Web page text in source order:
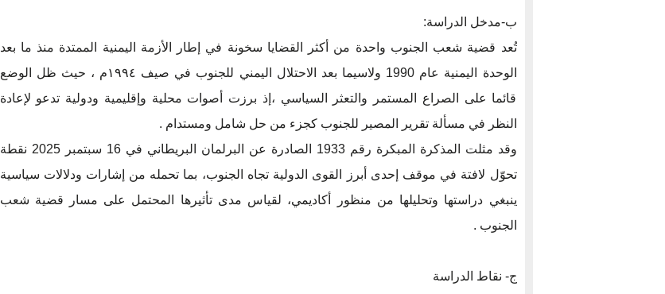
ب-مدخل الدراسة:
تُعد قضية شعب الجنوب واحدة من أكثر القضايا سخونة في إطار الأزمة اليمنية الممتدة منذ ما بعد
الوحدة اليمنية عام 1990 ولاسيما بعد الاحتلال اليمني للجنوب في صيف ١٩٩٤م ، حيث ظل الوضع
قائما على الصراع المستمر والتعثر السياسي ،إذ برزت أصوات محلية وإقليمية ودولية تدعو لإعادة
النظر في مسألة تقرير المصير للجنوب كجزء من حل شامل ومستدام .
وقد مثلت المذكرة المبكرة رقم 1933 الصادرة عن البرلمان البريطاني في 16 سبتمبر 2025 نقطة
تحوّل لافتة في موقف إحدى أبرز القوى الدولية تجاه الجنوب، بما تحمله من إشارات ودلالات سياسية
ينبغي دراستها وتحليلها من منظور أكاديمي، لقياس مدى تأثيرها المحتمل على مسار قضية شعب
الجنوب .
ج- نقاط الدراسة